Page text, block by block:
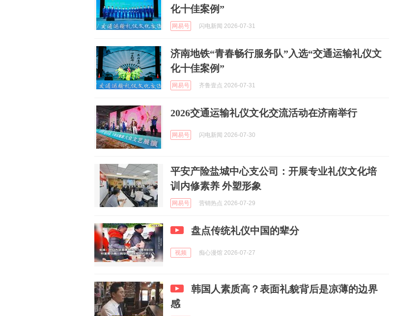
化十佳案例”
网易号 闪电新闻 2026-07-31
济南地铁“青春畅行服务队”入选“交通运输礼仪文
化十佳案例”
网易号 齐鲁壹点 2026-07-31
2026交通运输礼仪文化交流活动在济南举行
网易号 闪电新闻 2026-07-30
平安产险盐城中心支公司：开展专业礼仪文化培
训内修素养 外塑形象
网易号 营销热点 2026-07-29
盘点传统礼仪中国的辈分
视频 痴心漫馆 2026-07-27
韩国人素质高？表面礼貌背后是凉薄的边界
感